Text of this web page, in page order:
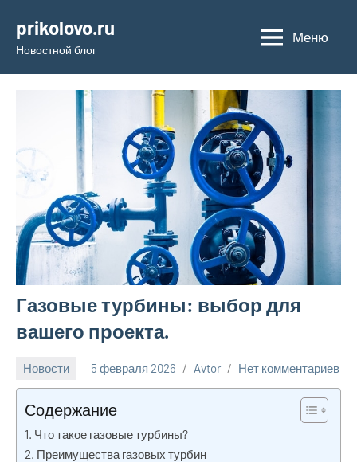
содержимому
prikolovo.ru
Новостной блог
Меню
Газовые турбины: выбор для
вашего проекта.
Новости 5 февраля 2026 Avtor Нет комментариев
Содержание
Что такое газовые турбины?
Преимущества газовых турбин